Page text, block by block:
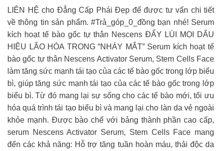
LIÊN HỆ cho Đẳng Cấp Phái Đẹp để được tư vấn chi tiết
về thông tin sản phẩm. #Trả_góp_0_đồng bạn nhé! Serum
kích hoạt tế bào gốc tự thân Nescens ĐẨY LÙI MỌI DẤU
HIỆU LÃO HÓA TRONG “NHÁY MẮT” Serum kích hoạt tế
bào gốc tự thân Nescens Activator Serum, Stem Cells Face
làm tăng sức mạnh tái tạo của các tế bào gốc trong lớp biểu
bì, giúp tăng sức mạnh tái tạo của các tế bào gốc trong lớp
biểu bì. Từ đó mang lại sự sống cho các tế bào mới, tối ưu
hóa quá trình tái tạo biểu bì và mang lại cho làn da vẻ ngoài
khỏe mạnh. Được bào chế với bảng thành phần cao cấp,
serum Nescens Activator Serum, Stem Cells Face mang
đến các khả năng: Hỗ trợ tăng tuần hoàn máu, thải độc da